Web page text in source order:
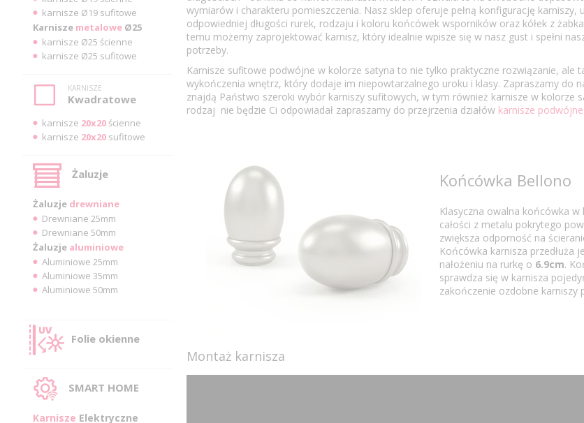
karnisze Ø19 sufitowe
Karnisze metalowe Ø25
karnisze Ø25 ścienne
karnisze Ø25 sufitowe
KARNISZE
Kwadratowe
karnisze 20x20 ścienne
karnisze 20x20 sufitowe
Żaluzje
Żaluzje drewniane
Drewniane 25mm
Drewniane 50mm
Żaluzje aluminiowe
Aluminiowe 25mm
Aluminiowe 35mm
Aluminiowe 50mm
Folie okienne
SMART HOME
Karnisze Elektryczne
wymiarów i charakteru pomieszczenia. Nasz sklep oferuje pełną konfigurację karniszy,
odpowiedniej długości rurek, rodzaju i koloru końcówek wsporników oraz kółek z
temu możemy zaprojektować karnisz, który idealnie wpisze się w nasz gust i spełni
potrzeby.
Karnisze sufitowe podwójne w kolorze satyna to nie tylko praktyczne rozwiązanie, ale
wykończenia wnętrz, który dodaje im niepowtarzalnego uroku i klasy. Zapraszamy do
znajdą Państwo szeroki wybór karniszy sufitowych, w tym również karnisze w kolorze
rodzaj nie będzie Ci odpowiadał zapraszamy do przejrzenia działów karnisze
Końcówka Bellono
Klasyczna owalna końcówka
całości z metalu pokrytego
zwiększa odporność na
Końcówka karnisza przedłuża
nałożeniu na rurkę o 6.9cm.
sprawdza się w karnisza
zakończenie ozdobne karniszy
Montaż karnisza